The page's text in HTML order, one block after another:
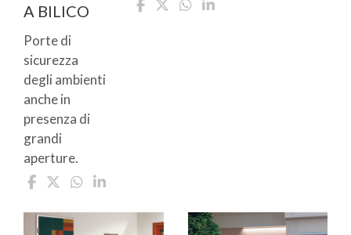
A BILICO
Porte di
sicurezza
degli ambienti
anche in
presenza di
grandi
aperture.